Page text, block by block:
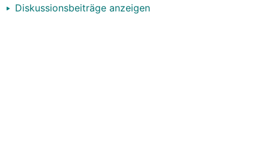
Diskussionsbeiträge anzeigen